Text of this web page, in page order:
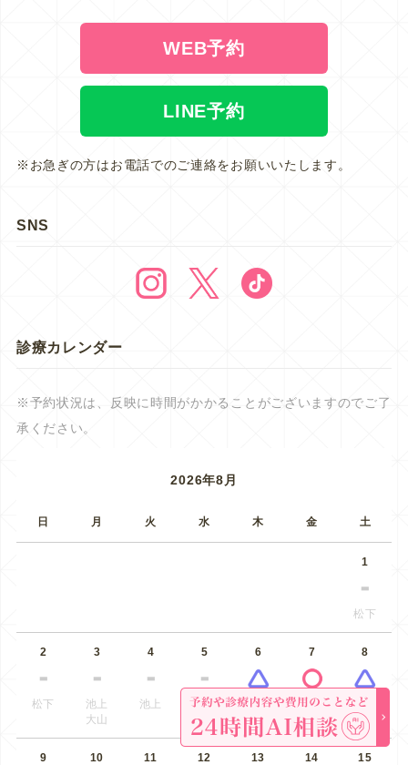
WEB予約
LINE予約
※お急ぎの方はお電話でのご連絡をお願いいたします。
SNS
診療カレンダー
※予約状況は、反映に時間がかかることがございますのでご了
承ください。
2026年8月
日 月 火 水 木 金 土
1
松下
2
松下
3
池上
大山
4
池上
5
河辺
6
池上
7
松下
8
松下
9 10 11 12 13 14 15